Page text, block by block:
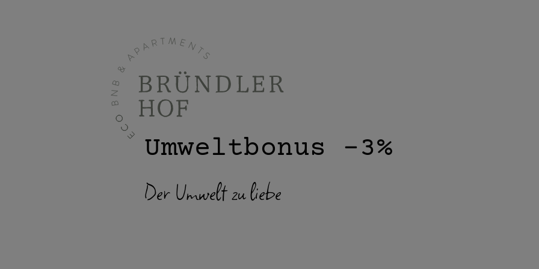
Umweltbonus -3%
Der Umwelt zu liebe